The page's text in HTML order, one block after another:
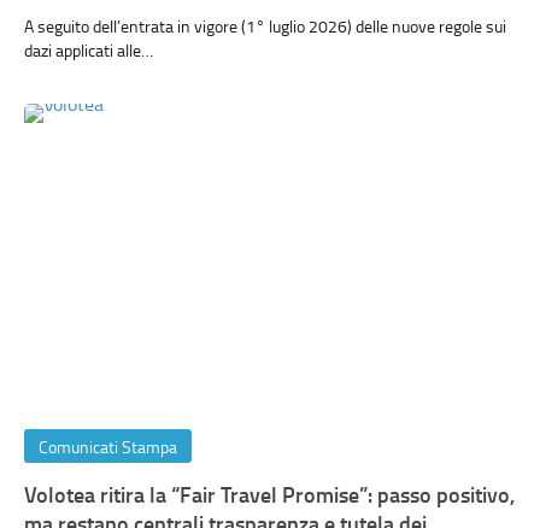
A seguito dell’entrata in vigore (1° luglio 2026) delle nuove regole sui
dazi applicati alle…
Comunicati Stampa
Volotea ritira la “Fair Travel Promise”: passo positivo,